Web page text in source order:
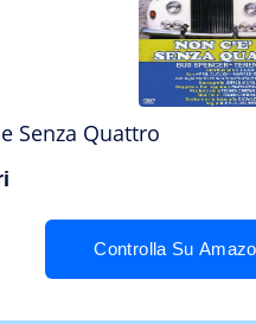
Senza Quattro
Controlla Su